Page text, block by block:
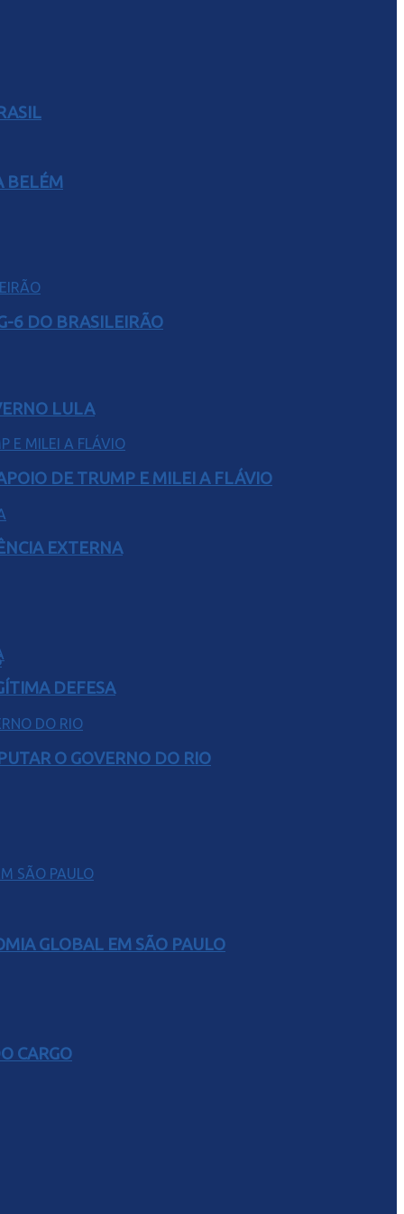
GLOBAL EM SÃO PAULO
BELÉM
6 DO BRASILEIRÃO
LULA
DE TRUMP E MILEI A FLÁVIO
EXTERNA
DEFESA
O GOVERNO DO RIO
CARGO